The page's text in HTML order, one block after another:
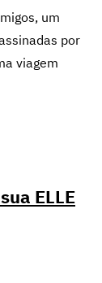
um
por
viagem
ELLE